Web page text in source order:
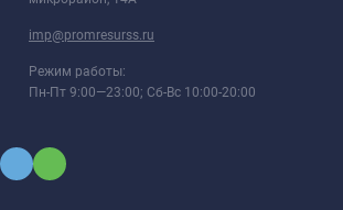
imp@promresurss.ru
Режим работы:
Пн-Пт 9:00—23:00; Сб-Вс 10:00-20:00